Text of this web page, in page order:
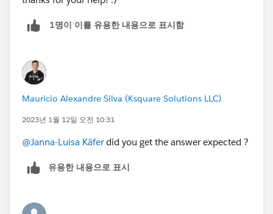
1명이 이를 유용한 내용으로 표시함
Mauricio Alexandre Silva (Ksquare Solutions LLC)
2023년 1월 12일 오전 10:31
@Janna-Luisa Käferdid you get the answer expected ?
유용한 내용으로 표시